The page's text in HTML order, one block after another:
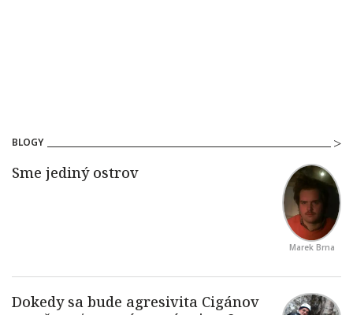
BLOGY
Marek Brna